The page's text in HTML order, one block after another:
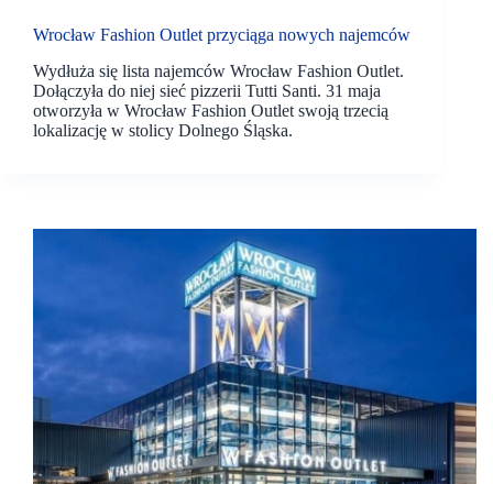
Wrocław Fashion Outlet przyciąga nowych najemców
Wydłuża się lista najemców Wrocław Fashion Outlet.
Dołączyła do niej sieć pizzerii Tutti Santi. 31 maja
otworzyła w Wrocław Fashion Outlet swoją trzecią
lokalizację w stolicy Dolnego Śląska.